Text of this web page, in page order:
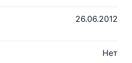
26.06.2012
Нет